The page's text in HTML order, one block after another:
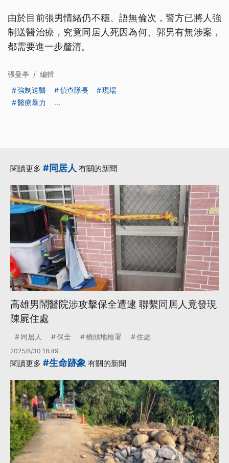
由於目前張男情緒仍不穩、語無倫次，警方已將人強
制送醫治療，究竟同居人死因為何、郭男有無涉案，
都需要進一步釐清。
張曼亭 / 編輯
強制送醫
偵查隊長
現場
醫療暴力
...
閱讀更多 #同居人 有關的新聞
高雄男鬧醫院涉攻擊保全遭逮 聯繫同居人竟發現
陳屍住處
同居人 保全 橋頭地檢署 住處
2025/8/30 18:49
閱讀更多 #生命跡象 有關的新聞